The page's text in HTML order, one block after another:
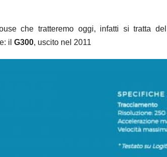
che tratteremo oggi, infatti si tratta del
il G300, uscito nel 2011